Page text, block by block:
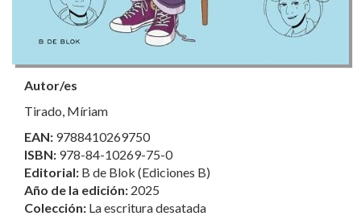
Autor/es
Tirado, Míriam
EAN: 9788410269750
ISBN: 978-84-10269-75-0
Editorial: B de Blok (Ediciones B)
Año de la edición: 2025
Colección: La escritura desatada